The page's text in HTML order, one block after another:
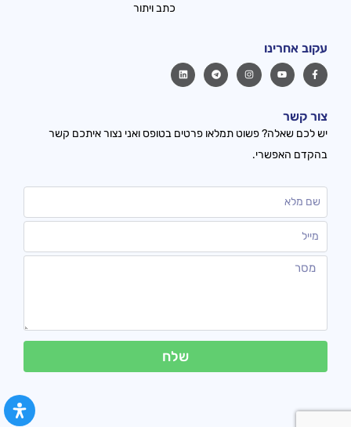
כתב ויתור
עקוב אחרינו
צור קשר
יש לכם שאלה? פשוט תמלאו פרטים בטופס ואני נצור איתכם קשר
בהקדם האפשרי.
שלח